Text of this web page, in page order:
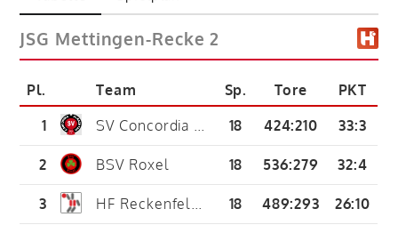
JSG Mettingen-Recke 2
Pl. Team Sp. Tore
PKT
1
18 424:210 33:3
2 BSV Roxel 18 536:279 32:4
3 18 489:293 26:10